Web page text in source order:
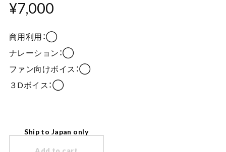
¥7,000
商用利用：◯
ナレーション：◯
ファン向けボイス：◯
３Dボイス：◯
Ship to Japan only